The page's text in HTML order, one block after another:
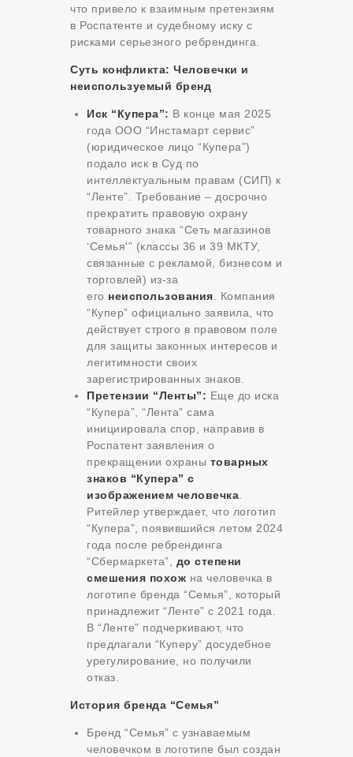
что привело к взаимным претензиям
в Роспатенте и судебному иску с
рисками серьезного ребрендинга.
Суть конфликта: Человечки и
неиспользуемый бренд
Иск “Купера”: В конце мая 2025
года ООО “Инстамарт сервис”
(юридическое лицо “Купера”)
подало иск в Суд по
интеллектуальным правам (СИП) к
“Ленте”. Требование – досрочно
прекратить правовую охрану
товарного знака “Сеть магазинов
‘Семья'” (классы 36 и 39 МКТУ,
связанные с рекламой, бизнесом и
торговлей) из-за
его неиспользования. Компания
“Купер” официально заявила, что
действует строго в правовом поле
для защиты законных интересов и
легитимности своих
зарегистрированных знаков.
Претензии “Ленты”: Еще до иска
“Купера”, “Лента” сама
инициировала спор, направив в
Роспатент заявления о
прекращении охраны товарных
знаков “Купера” с
изображением человечка.
Ритейлер утверждает, что логотип
“Купера”, появившийся летом 2024
года после ребрендинга
“Сбермаркета”, до степени
смешения похож на человечка в
логотипе бренда “Семья”, который
принадлежит “Ленте” с 2021 года.
В “Ленте” подчеркивают, что
предлагали “Куперу” досудебное
урегулирование, но получили
отказ.
История бренда “Семья”
Бренд “Семья” с узнаваемым
человечком в логотипе был создан